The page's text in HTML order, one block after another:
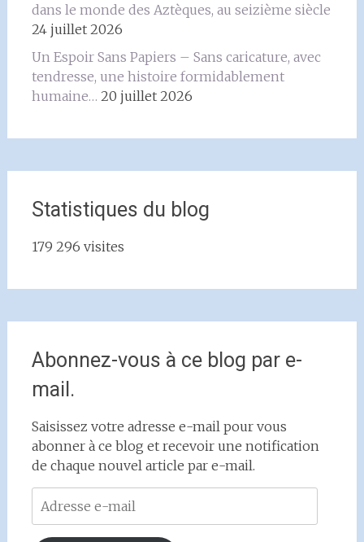
dans le monde des Aztèques, au seizième siècle
24 juillet 2026
Un Espoir Sans Papiers – Sans caricature, avec
tendresse, une histoire formidablement
humaine… 20 juillet 2026
Statistiques du blog
179 296 visites
Abonnez-vous à ce blog par e-
mail.
Saisissez votre adresse e-mail pour vous
abonner à ce blog et recevoir une notification
de chaque nouvel article par e-mail.
e-
mail